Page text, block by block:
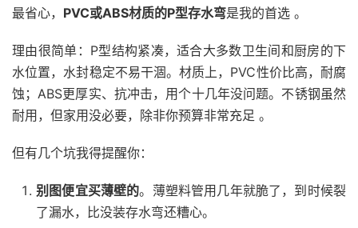
最省心， PVC或ABS材质的P型存水弯是我的首选 。
理由很简单：P型结构紧凑，适合大多数卫生间和厨房的下
水位置，水封稳定不易干涸。材质上，PVC性价比高，耐腐
蚀；ABS更厚实、抗冲击，用个十几年没问题。不锈钢虽然
耐用，但家用没必要，除非你预算非常充足 。
但有几个坑我得提醒你：
别图便宜买薄壁的。薄塑料管用几年就脆了，到时候裂
了漏水，比没装存水弯还糟心。